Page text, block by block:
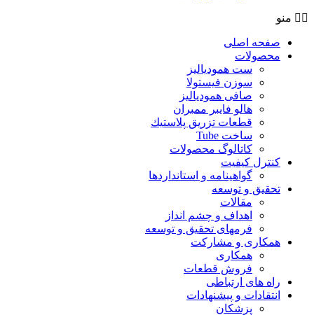
منو
صفحه اصلی
محصولات
ست همودیالیز
سوزن فیستولا
صافی همودیالیز
هالو فایبر ممبران
قطعات تزريق پلاستيك
ساخت Tube
کاتالوگ محصولات
کنترل کیفیت
گواهينامه و استانداردها
تحقيق و توسعه
مقالات
اهداف و چشم انداز
فرمهای تحقیق و توسعه
همکاری و مشارکت
همکاری
فروش قطعات
راه های ارتباطی
انتقادات و پيشنهادات
پزشكان